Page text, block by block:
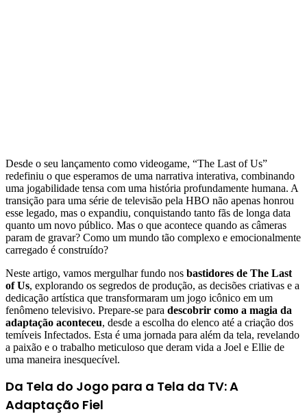
Desde o seu lançamento como videogame, “The Last of Us”
redefiniu o que esperamos de uma narrativa interativa, combinando
uma jogabilidade tensa com uma história profundamente humana. A
transição para uma série de televisão pela HBO não apenas honrou
esse legado, mas o expandiu, conquistando tanto fãs de longa data
quanto um novo público. Mas o que acontece quando as câmeras
param de gravar? Como um mundo tão complexo e emocionalmente
carregado é construído?
Neste artigo, vamos mergulhar fundo nos bastidores de The Last
of Us, explorando os segredos de produção, as decisões criativas e a
dedicação artística que transformaram um jogo icônico em um
fenômeno televisivo. Prepare-se para descobrir como a magia da
adaptação aconteceu, desde a escolha do elenco até a criação dos
temíveis Infectados. Esta é uma jornada para além da tela, revelando
a paixão e o trabalho meticuloso que deram vida a Joel e Ellie de
uma maneira inesquecível.
Da Tela do Jogo para a Tela da TV: A
Adaptação Fiel